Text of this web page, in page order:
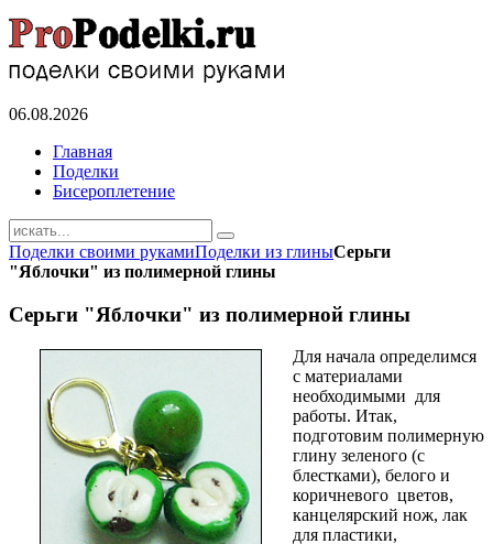
06.08.2026
Главная
Поделки
Бисероплетение
Поделки своими рукамиПоделки из глиныСерьги
"Яблочки" из полимерной глины
Серьги "Яблочки" из полимерной глины
Для начала определимся
с материалами
необходимыми для
работы. Итак,
подготовим полимерную
глину зеленого (с
блестками), белого и
коричневого цветов,
канцелярский нож, лак
для пластики,